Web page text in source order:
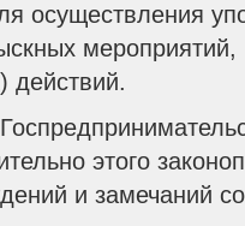
осуществления
действий.
этого
и замечаний